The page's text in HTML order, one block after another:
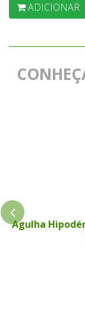
ADICIONAR
Agulha